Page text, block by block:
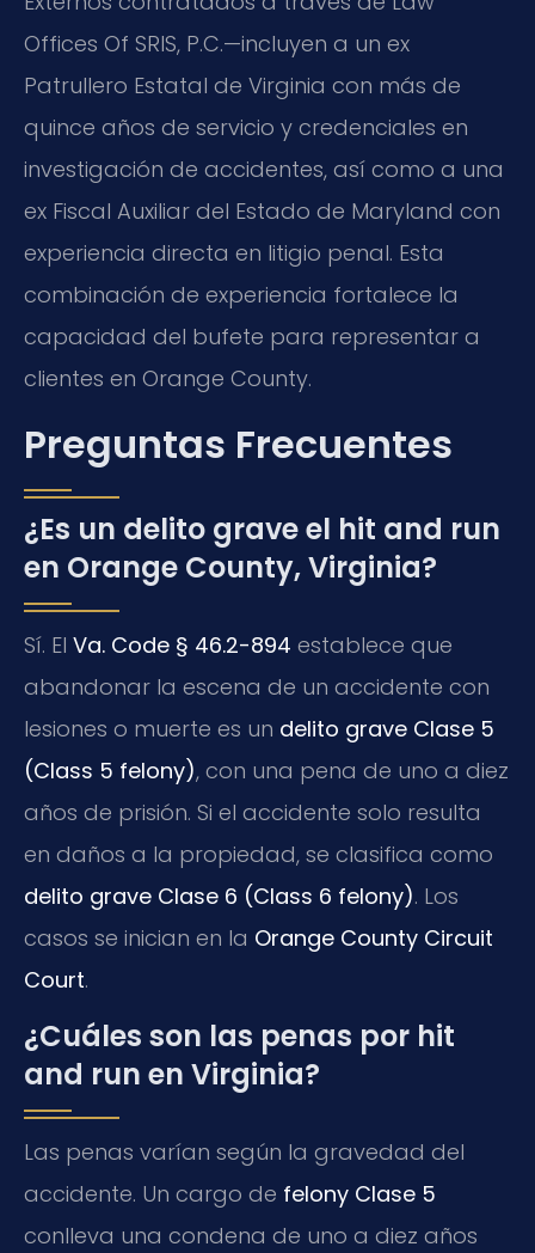
Offices Of SRIS, P.C.—incluyen a un ex
Patrullero Estatal de Virginia con más de
quince años de servicio y credenciales en
investigación de accidentes, así como a una
ex Fiscal Auxiliar del Estado de Maryland con
experiencia directa en litigio penal. Esta
combinación de experiencia fortalece la
capacidad del bufete para representar a
clientes en Orange County.
Preguntas Frecuentes
¿Es un delito grave el hit and run
en Orange County, Virginia?
Sí. El Va. Code § 46.2-894 establece que
abandonar la escena de un accidente con
lesiones o muerte es un delito grave Clase 5
(Class 5 felony), con una pena de uno a diez
años de prisión. Si el accidente solo resulta
en daños a la propiedad, se clasifica como
delito grave Clase 6 (Class 6 felony). Los
casos se inician en la Orange County Circuit
Court.
¿Cuáles son las penas por hit
and run en Virginia?
Las penas varían según la gravedad del
accidente. Un cargo de felony Clase 5
conlleva una condena de uno a diez años